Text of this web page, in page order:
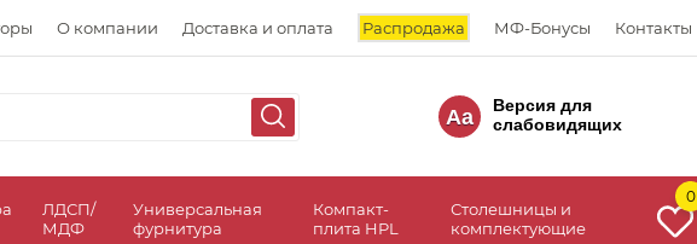
О компании Доставка и оплата Распродажа МФ-Бонусы Контакты
Aa
Версия для
слабовидящих
ЛДСП/
МДФ
Универсальная
фурнитура
Компакт-
плита HPL
Столешницы и
комплектующие
0